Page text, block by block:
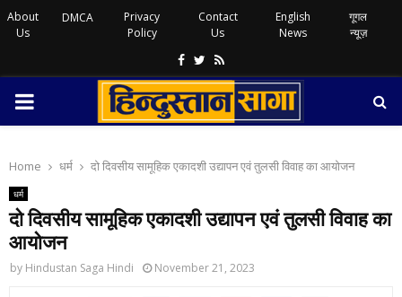
About
Us
DMCA
Privacy
Policy
Contact
Us
English
News
गूगल
न्यूज़
Facebook
Twitter
Rss
PRIMARY
Home धर्म दो दिवसीय सामूहिक एकादशी उद्यापन एवं तुलसी विवाह का आयोजन
धर्म
दो दिवसीय सामूहिक एकादशी उद्यापन एवं तुलसी विवाह का
आयोजन
by Hindustan Saga Hindi November 21, 2023